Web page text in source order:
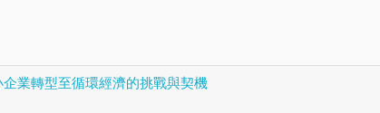
企業轉型至循環經濟的挑戰與契機